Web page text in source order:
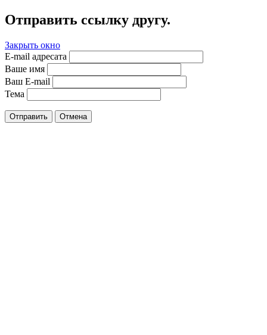
Отправить ссылку другу.
Закрыть окно
E-mail адресата
Ваше имя
Ваш E-mail
Тема
Отправить Отмена